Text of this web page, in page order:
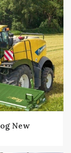
New